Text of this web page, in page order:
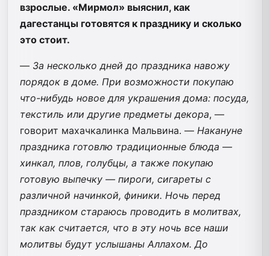
взрослые. «Мирмол» выяснил, как
дагестанцы готовятся к празднику и сколько
это стоит.
— За несколько дней до праздника навожу
порядок в доме. При возможности покупаю
что-нибудь новое для украшения дома: посуда,
текстиль или другие предметы декора, —
говорит махачкалинка Мальвина. — Накануне
праздника готовлю традиционные блюда —
хинкал, плов, голубцы, а также покупаю
готовую выпечку — пироги, сигареты с
различной начинкой, финики. Ночь перед
праздником стараюсь проводить в молитвах,
так как считается, что в эту ночь все наши
молитвы будут услышаны Аллахом. До